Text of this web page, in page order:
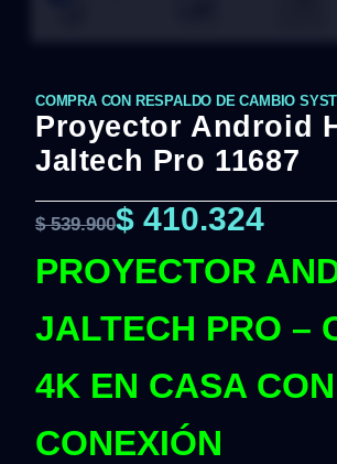
COMPRA CON RESPALDO DE CAMBIO
Proyector Android
Jaltech Pro 11687
$539.900$ 410.324
PROYECTOR
JALTECH PRO –
4K EN CASA CON
CONEXIÓN